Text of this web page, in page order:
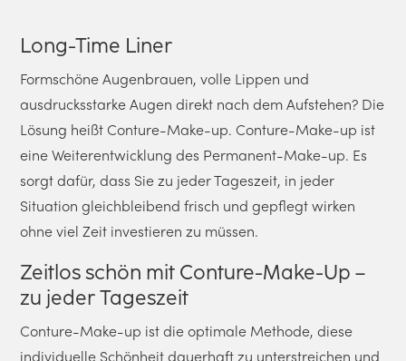
Long-Time Liner
Formschöne Augenbrauen, volle Lippen und
ausdrucksstarke Augen direkt nach dem Aufstehen? Die
Lösung heißt Conture-Make-up. Conture-Make-up ist
eine Weiterentwicklung des Permanent-Make-up. Es
sorgt dafür, dass Sie zu jeder Tageszeit, in jeder
Situation gleichbleibend frisch und gepflegt wirken
ohne viel Zeit investieren zu müssen.
Zeitlos schön mit Conture-Make-Up –
zu jeder Tageszeit
Conture-Make-up ist die optimale Methode, diese